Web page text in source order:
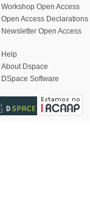
Workshop Open Access
Open Access Declarations
Newsletter Open Access
Help
About Dspace
DSpace Software